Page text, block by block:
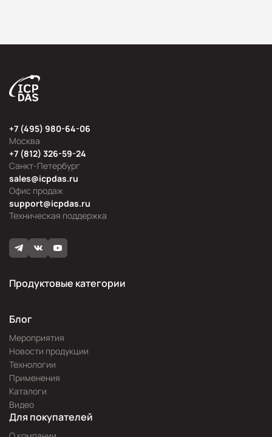
Москва
+7 (495) 980-64-06
Офис продаж
sales@icpdas.ru
Санкт-Петербург
+7 (812) 326-59-24
Техническая поддержка
support@icpdas.ru
Продуктовые категории
Блог
Мероприятия
Новости продукции
Технологии
Применения
Каталоги
Видео
Для покупателей